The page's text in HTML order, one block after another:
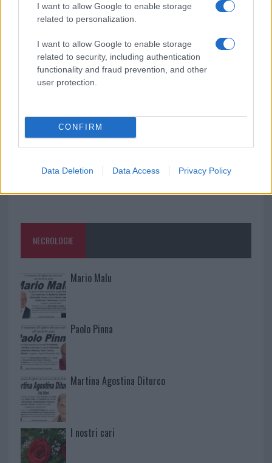
I want to allow Google to enable storage
related to personalization.
I want to allow Google to enable storage
related to security, including authentication
functionality and fraud prevention, and other
user protection.
CONFIRM
Data Deletion Data Access Privacy Policy
Monte Pino, la fine di un lungo dolore: storia e
Raid nelle campagne di Berchidda, rischio per
la rete elettrica
NECROLOGIE
Mario Malu
Paolo Pinna
Martina Agostina Diturco
I nostri cari